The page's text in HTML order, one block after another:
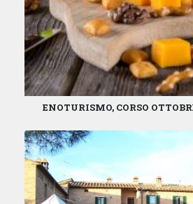
ENOTURISMO, CORSO